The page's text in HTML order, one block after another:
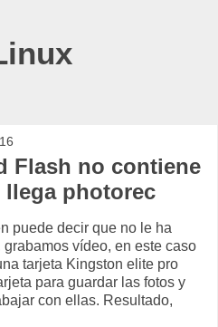
Flash no contiene
llega photorec
puede decir que no le ha
vídeo, en este caso
tarjeta Kingston elite pro
para guardar las fotos y
con ellas. Resultado,